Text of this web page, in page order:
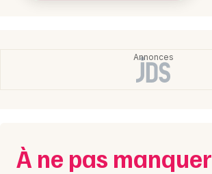
À ne pas manquer